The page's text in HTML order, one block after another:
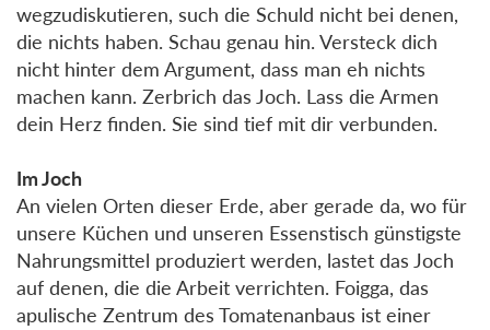
wegzudiskutieren, such die Schuld nicht bei denen,
die nichts haben. Schau genau hin. Versteck dich
nicht hinter dem Argument, dass man eh nichts
machen kann. Zerbrich das Joch. Lass die Armen
dein Herz finden. Sie sind tief mit dir verbunden.
Im Joch
An vielen Orten dieser Erde, aber gerade da, wo für
unsere Küchen und unseren Essenstisch günstigste
Nahrungsmittel produziert werden, lastet das Joch
auf denen, die die Arbeit verrichten. Foigga, das
apulische Zentrum des Tomatenanbaus ist einer